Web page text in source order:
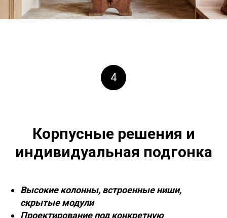
4
Корпусные решения и
индивидуальная подгонка
Высокие колонны, встроенные ниши,
скрытые модули
Проектирование под конкретную